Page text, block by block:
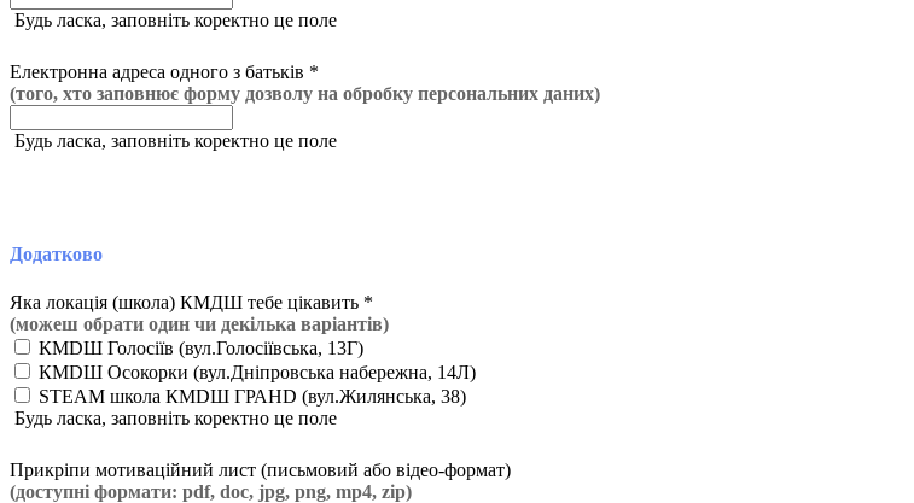
Будь ласка, заповніть коректно це поле
Електронна адреса одного з батьків *
(того, хто заповнює форму дозволу на обробку персональних даних)
Будь ласка, заповніть коректно це поле
Додатково
Яка локація (школа) КМДШ тебе цікавить *
(можеш обрати один чи декілька варіантів)
КМDШ Голосіїв (вул.Голосіївська, 13Г)
КМDШ Осокорки (вул.Дніпровська набережна, 14Л)
STEAM школа КМDШ ГРАНD (вул.Жилянська, 38)
Будь ласка, заповніть коректно це поле
Прикріпи мотиваційний лист (письмовий або відео-формат)
(доступні формати: pdf, doc, jpg, png, mp4, zip)